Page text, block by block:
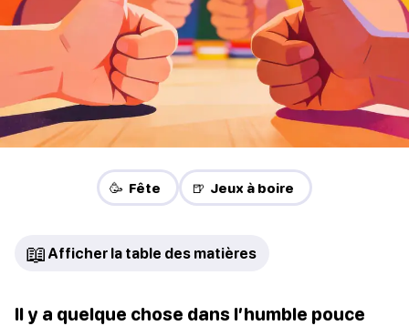
🥳 Fête 🍺 Jeux à boire
📖 Afficher la table des matières
Il y a quelque chose dans l’humble pouce